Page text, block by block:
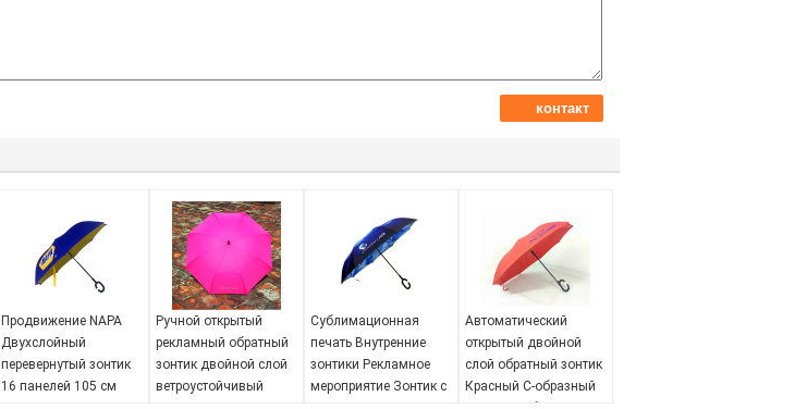
Продвижение NAPA
Двухслойный
перевернутый зонтик
16 панелей 105 см
Ручной открытый
рекламный обратный
зонтик двойной слой
ветроустойчивый
Сублимационная
печать Внутренние
зонтики Рекламное
мероприятие Зонтик с
Автоматический
открытый двойной
слой обратный зонтик
Красный C-образный